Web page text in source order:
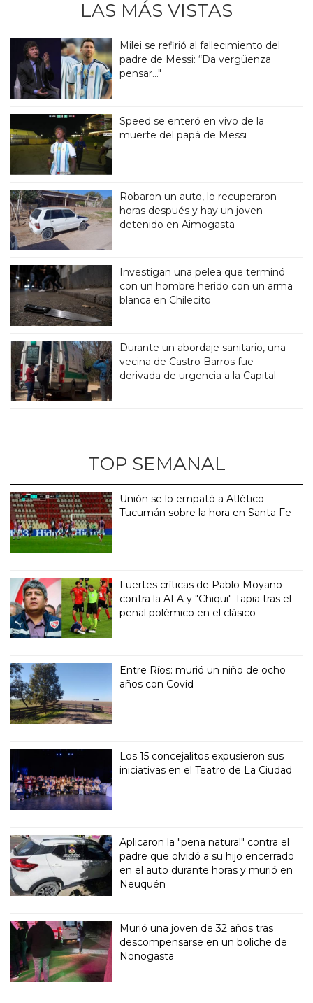
LAS MÁS VISTAS
Milei se refirió al fallecimiento del
padre de Messi: “Da vergüenza
pensar..."
Speed se enteró en vivo de la
muerte del papá de Messi
Robaron un auto, lo recuperaron
horas después y hay un joven
detenido en Aimogasta
Investigan una pelea que terminó
con un hombre herido con un arma
blanca en Chilecito
Durante un abordaje sanitario, una
vecina de Castro Barros fue
derivada de urgencia a la Capital
TOP SEMANAL
Unión se lo empató a Atlético
Tucumán sobre la hora en Santa Fe
Fuertes críticas de Pablo Moyano
contra la AFA y "Chiqui" Tapia tras el
penal polémico en el clásico
Entre Ríos: murió un niño de ocho
años con Covid
Los 15 concejalitos expusieron sus
iniciativas en el Teatro de La Ciudad
Aplicaron la "pena natural" contra el
padre que olvidó a su hijo encerrado
en el auto durante horas y murió en
Neuquén
Murió una joven de 32 años tras
descompensarse en un boliche de
Nonogasta